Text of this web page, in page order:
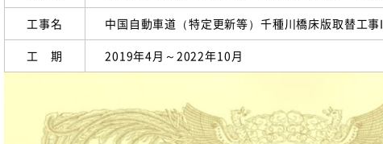
工事名
中国自動車道（特定更新等）千種川橋床版取替工事I
工 期
2019年4月～2022年10月